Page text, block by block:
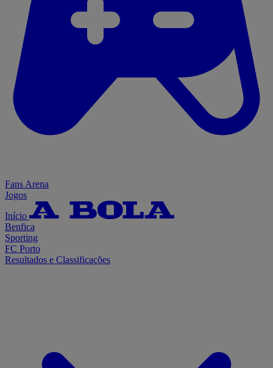
Fans Arena
Jogos
Início
Benfica
Sporting
FC Porto
Resultados e Classificações